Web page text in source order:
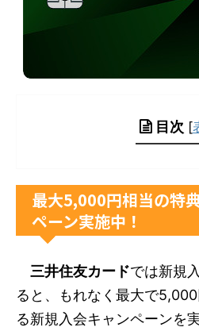
目次 [
最大5,000円相当の特
ペーン実施中！
三井住友カードでは新規
ると、もれなく最大で
る新規入会キャンペーンを